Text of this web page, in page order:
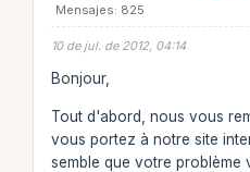
Mensajes: 825
10 de jul. de 2012, 04:14
Bonjour,
Tout d'abord, nous vous
vous portez à notre site
semble que votre problème